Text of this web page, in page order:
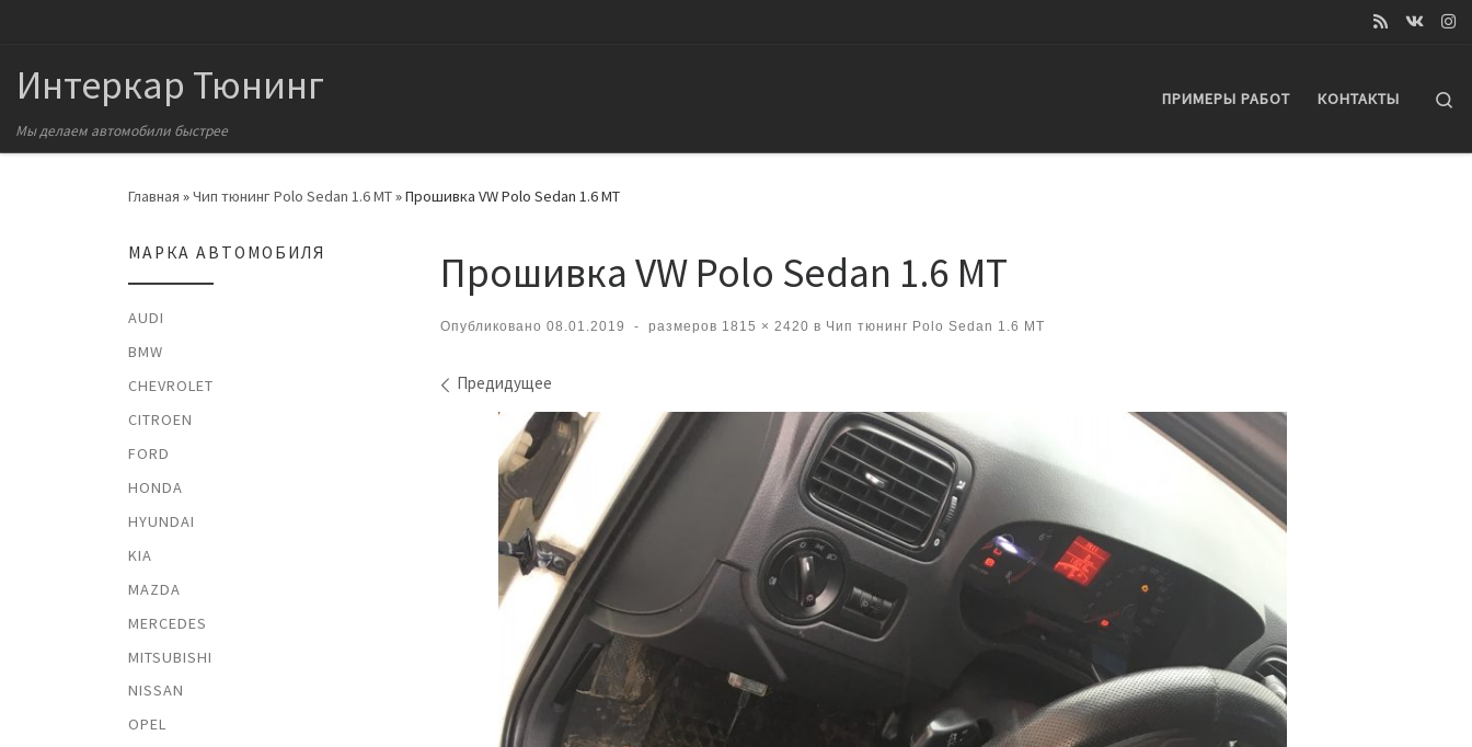
Интеркар Тюнинг
Мы делаем автомобили быстрее
ПРИМЕРЫ РАБОТ КОНТАКТЫ
Главная »Чип тюнинг Polo Sedan 1.6 MT»Прошивка VW Polo Sedan 1.6 MT
Прошивка VW Polo Sedan 1.6 MT
Опубликовано 08.01.2019 - размеров 1815 × 2420 в Чип тюнинг Polo Sedan 1.6 MT
Навигация по изображениям
Предидущее
МАРКА АВТОМОБИЛЯ
AUDI
BMW
CHEVROLET
CITROEN
FORD
HONDA
HYUNDAI
KIA
MAZDA
MERCEDES
MITSUBISHI
NISSAN
OPEL